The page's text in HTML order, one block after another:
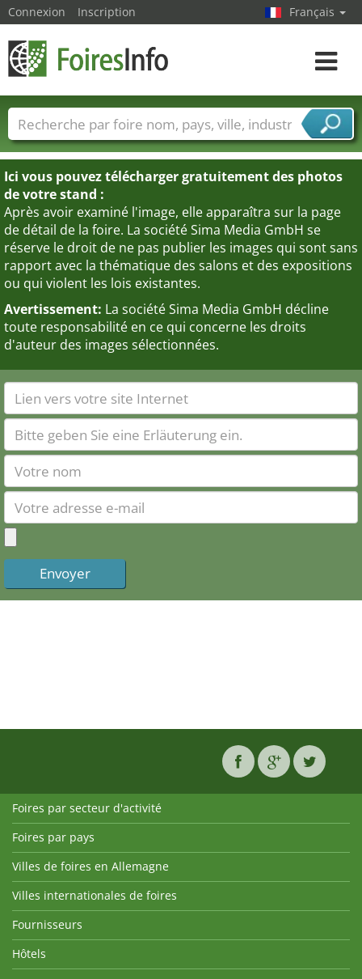
Ici vous pouvez télécharger gratuitement des photos
de votre stand :
Après avoir examiné l'image, elle apparaîtra sur la page
de détail de la foire. La société Sima Media GmbH se
réserve le droit de ne pas publier les images qui sont sans
rapport avec la thématique des salons et des expositions
ou qui violent les lois existantes.
Avertissement: La société Sima Media GmbH décline
toute responsabilité en ce qui concerne les droits
d'auteur des images sélectionnées.
Connexion Inscription Français
Toggle
Foire noms Pays Villes
Secteurs de foire
Secteurs du fournisseur de services
Foires par secteur d'activité
Foires par pays
Villes de foires en Allemagne
Villes internationales de foires
Fournisseurs
Hôtels